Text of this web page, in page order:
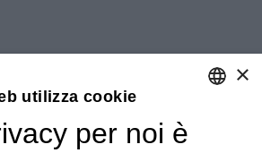
×
utilizza cookie
per noi è